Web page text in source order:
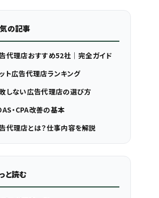
の記事
代理店おすすめ52社｜完全ガイド
ト広告代理店ランキング
しない広告代理店の選び方
・CPA改善の基本
代理店とは？仕事内容を解説
と読む